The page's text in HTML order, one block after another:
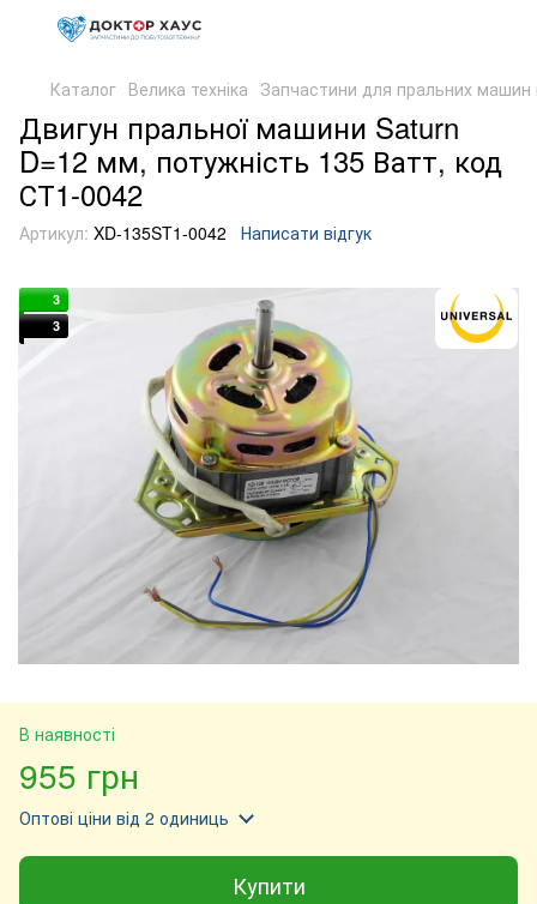
Каталог Велика техніка Запчастини для пральних машин
Двигун пральної машини Saturn
D=12 мм, потужність 135 Ватт, код
СТ1-0042
Артикул: XD-135ST1-0042 Написати відгук
3
3
В наявності
955 грн
Оптові ціни від 2 одиниць
Купити